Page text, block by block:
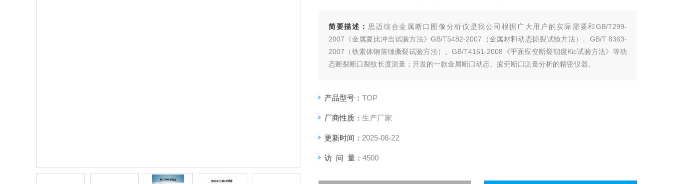
简要描述： 思迈综合金属断口图像分析仪是我公司根据广大用户的实际需要和GB/T299-
2007《金属夏比冲击试验方法》GB/T5482-2007（金属材料动态撕裂试验方法）、GB/T 8363-
2007（铁素体钢落锤撕裂试验方法）、GB/T4161-2008《平面应变断裂韧度Kic试验方法》等动
态断裂断口裂纹长度测量；开发的一款金属断口动态、疲劳断口测量分析的精密仪器。
产品型号： TOP
厂商性质： 生产厂家
更新时间： 2025-08-22
访 问 量： 4500